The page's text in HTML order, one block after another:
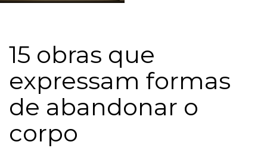
15 obras que
expressam formas
de abandonar o
corpo